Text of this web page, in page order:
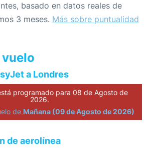
basado en datos reales de
3 meses. Más sobre puntualidad
a Londres
programado para 08 de Agosto de
2026.
de Mañana (09 de Agosto de 2026)
de aerolínea